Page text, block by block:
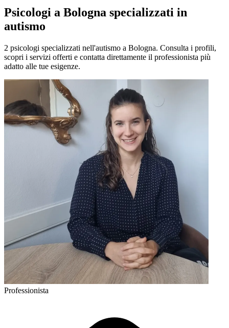
Psicologi a Bologna specializzati in
autismo
2 psicologi specializzati nell'autismo a Bologna. Consulta i profili,
scopri i servizi offerti e contatta direttamente il professionista più
adatto alle tue esigenze.
Professionista